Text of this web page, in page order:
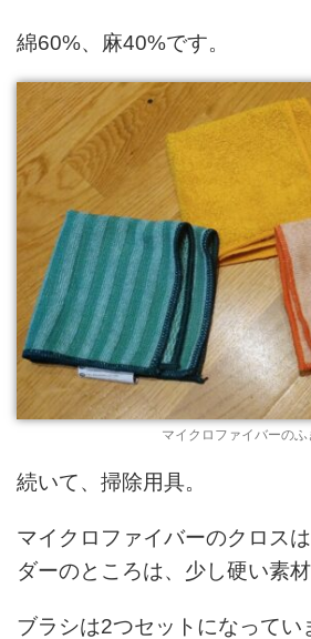
綿60%、麻40%です。
マイクロファイバーのふ
続いて、掃除用具。
マイクロファイバーのクロス
ダーのところは、少し硬い素
ブラシは2つセットになってい